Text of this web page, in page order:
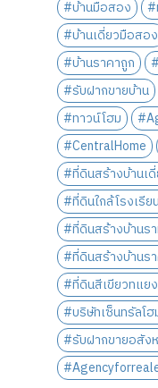
#บ้านมือสอง
#
#บ้านเดี่ยวมือสอง
#บ้านราคาถูก
#รับฝากขายบ้าน
#ทาวน์โฮม
#CentralHome
#ที่ดินสร้างบ้านเ
#ที่ดินใกล้โรงเรี
#ที่ดินสร้างบ้านร
#ที่ดินสร้างบ้านร
#ที่ดินสีเขียวทแย
#บริษัทเซ็นทรัลโ
#รับฝากขายอสัง